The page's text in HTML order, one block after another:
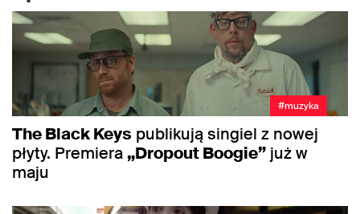
#muzyka
The Black Keys publikują singiel z nowej
płyty. Premiera „Dropout Boogie” już w
maju